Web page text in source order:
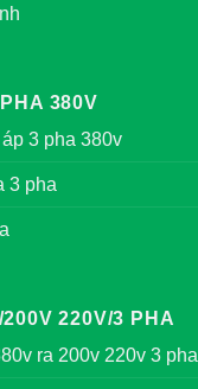
380V
3 pha 380v
3 pha
220V/3 PHA
ra 200v 220v 3 pha